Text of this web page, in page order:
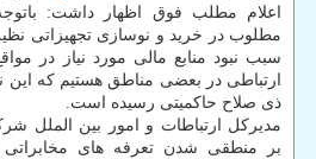
اعلام مطلب فوق اظهار داشت:
مطلوب در خرید و نوسازی تجهیزاتی
سبب نبود منابع مالی مورد نیاز در
ارتباطی در بعضی مناطق هستیم که این
ذی صلاح حاکمیتی رسیده است.
مدیرکل ارتباطات و امور بین الملل
بر منطقی شدن تعرفه های مخابراتی